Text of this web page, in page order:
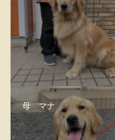
母 マナ